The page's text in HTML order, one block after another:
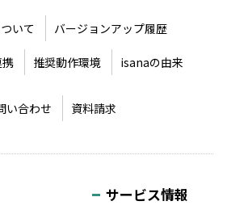
いて バージョンアップ履歴
推奨動作環境 isanaの由来
い合わせ 資料請求
サービス情報